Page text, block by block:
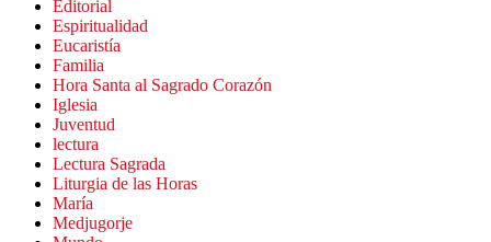
Editorial
Espiritualidad
Eucaristía
Familia
Hora Santa al Sagrado Corazón
Iglesia
Juventud
lectura
Lectura Sagrada
Liturgia de las Horas
María
Medjugorje